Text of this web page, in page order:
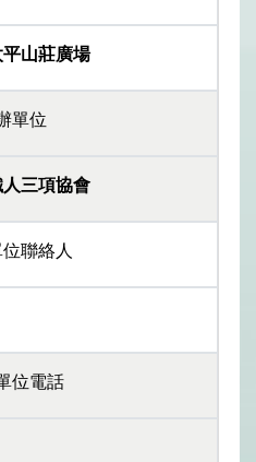
山莊廣場
單位
三項協會
聯絡人
位電話